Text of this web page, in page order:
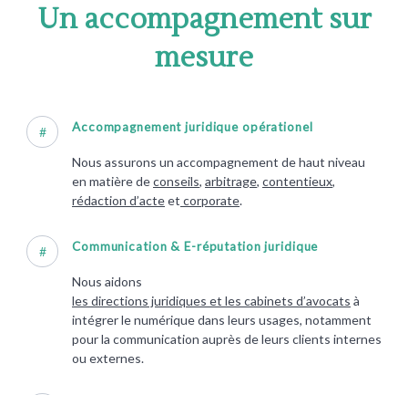
Un accompagnement sur
mesure
# Accompagnement juridique opérationel
Nous assurons un accompagnement de haut niveau
en matière deconseils, arbitrage, contentieux,
rédaction d’acteet corporate.
# Communication & E-réputation juridique
Nous aidons
les directions juridiques et les cabinets d’avocats à
intégrer le numérique dans leurs usages, notamment
pour la communication auprès de leurs clients internes
ou externes.